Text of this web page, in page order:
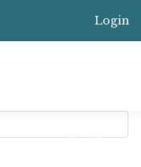
Login
Previous
Next